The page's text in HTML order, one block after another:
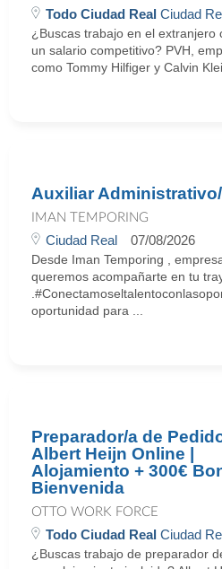
Todo Ciudad Real Ciudad
¿Buscas trabajo en el extranjero
un salario competitivo? PVH,
como Tommy Hilfiger y Calvin
Auxiliar
IMAN TEMPORING
Ciudad Real 07/08/2026
Desde Iman Temporing ,
queremos acompañarte en tu
oportunidad para ...
Preparador/a de
Albert Heijn Online |
Alojamiento + 300€
Bienvenida
OTTO WORK FORCE
Todo Ciudad Real Ciudad
¿Buscas trabajo de preparador